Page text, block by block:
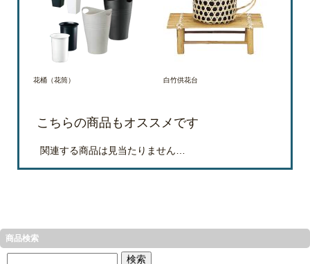
花桶（花筒） 白竹供花台
こちらの商品もオススメです
関連する商品は見当たりません…
商品検索